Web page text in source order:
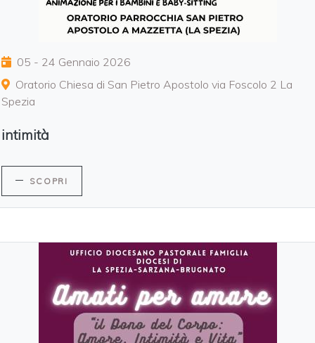
05 - 24 Gennaio 2026
Oratorio Chiesa di San Pietro Apostolo via Foscolo 2 La
Spezia
intimità
SCOPRI